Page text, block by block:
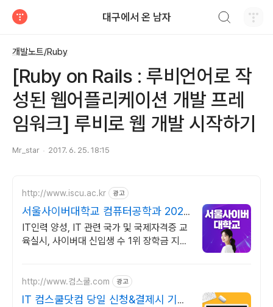
대구에서 온 남자
개발노트/Ruby
[Ruby on Rails : 루비언어로 작
성된 웹어플리케이션 개발 프레
임워크] 루비로 웹 개발 시작하기
Mr_star 2017. 6. 25. 18:15
http://www.iscu.ac.kr 광고
서울사이버대학교 컴퓨터공학과 2026
가을학기 신편입생
IT인력 양성, IT 관련 국가 및 국제자격증 교
육실시, 사이버대 신입생 수 1위 장학금 지급
http://www.컴스쿨.com 광고
IT 컴스쿨닷컴 당일 신청&결제시 기프